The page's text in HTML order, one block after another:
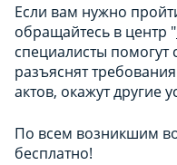
Если вам нужно
обращайтесь в центр "
специалисты помогут
разъяснят
актов, окажут другие
По всем возникшим
бесплатно!